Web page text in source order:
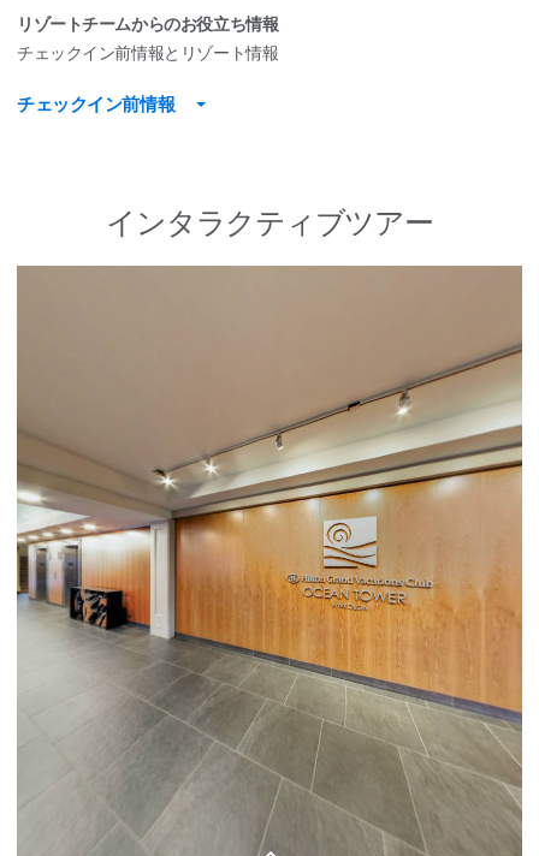
リゾートチームからのお役立ち情報
チェックイン前情報とリゾート情報
チェックイン前情報
インタラクティブツアー